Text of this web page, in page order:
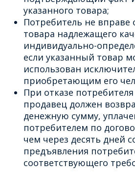
указанного товара;
Потребитель не вправе
товара надлежащего
индивидуально-
если указанный товар
использован
приобретающим его
При отказе
продавец должен
денежную сумму,
потребителем по
чем через десять дней
предъявления
соответствующего